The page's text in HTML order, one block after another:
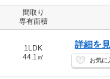
間取り
専有面積
1LDK
44.1㎡
詳細を
お気に